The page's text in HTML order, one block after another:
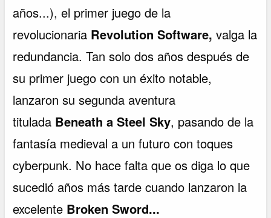
años...), el primer juego de la
revolucionaria Revolution Software, valga la
redundancia. Tan solo dos años después de
su primer juego con un éxito notable,
lanzaron su segunda aventura
titulada Beneath a Steel Sky, pasando de la
fantasía medieval a un futuro con toques
cyberpunk. No hace falta que os diga lo que
sucedió años más tarde cuando lanzaron la
excelente Broken Sword...